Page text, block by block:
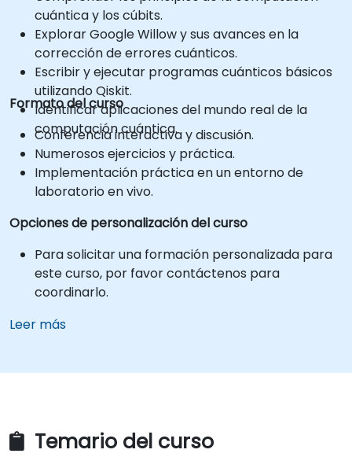
cuántica y los cúbits.
Explorar Google Willow y sus avances en la
corrección de errores cuánticos.
Escribir y ejecutar programas cuánticos básicos
utilizando Qiskit.
Identificar aplicaciones del mundo real de la
computación cuántica.
Formato del curso
Conferencia interactiva y discusión.
Numerosos ejercicios y práctica.
Implementación práctica en un entorno de
laboratorio en vivo.
Opciones de personalización del curso
Para solicitar una formación personalizada para
este curso, por favor contáctenos para
coordinarlo.
Leer más
Temario del curso